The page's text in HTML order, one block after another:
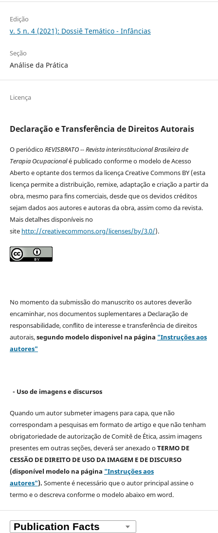
Edição
v. 5 n. 4 (2021): Dossiê Temático - Infâncias
Seção
Análise da Prática
Licença
Declaração e Transferência de Direitos Autorais
O periódicoREVISBRATO -- Revista interinstitucional Brasileira de
Terapia Ocupacionalé publicado conforme o modelo de Acesso
Aberto e optante dos termos da licença Creative Commons BY (esta
licença permite a distribuição, remixe, adaptação e criação a partir da
obra, mesmo para fins comerciais, desde que os devidos créditos
sejam dados aos autores e autoras da obra, assim como da revista.
Mais detalhes disponíveis no
site http://creativecommons.org/licenses/by/3.0/).
No momento da submissão do manuscrito os autores deverão
encaminhar, nos documentos suplementares a Declaração de
responsabilidade, conflito de interesse e transferência de direitos
autorais,segundo modelodisponivel na página "Instruções aos
autores"
- Uso de imagens e discursos
Quando um autor submeter imagens para capa, que não
correspondam a pesquisas em formato de artigo e que não tenham
obrigatoriedade de autorização de Comitê de Ética, assim imagens
presentes em outras seções, deverá ser anexado oTERMO DE
CESSÃO DE DIREITO DE USO DA IMAGEM E DE DISCURSO
(disponível modelo na página "Instruções aos
autores"). Somente é necessário que o autor principal assine o
termo e o descrevaconforme o modelo abaixo em word.